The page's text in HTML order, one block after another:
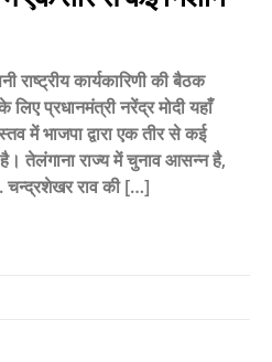
राष्ट्रीय कार्यकारिणी की बैठक
प्रधानमंत्री नरेंद्र मोदी यहाँ
में भाजपा द्वारा एक तीर से कई
तेलंगाना राज्य में चुनाव आसन्न है,
चन्द्रशेखर राव की […]